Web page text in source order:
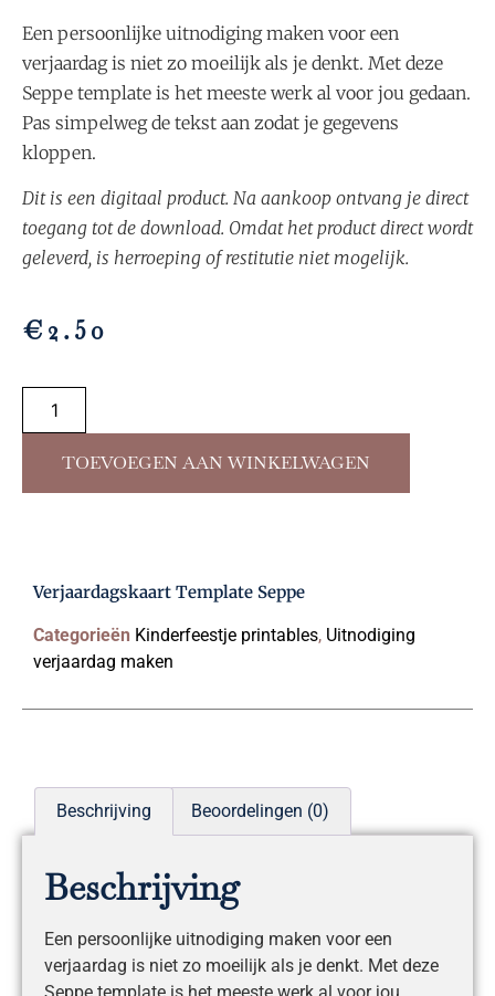
Een persoonlijke uitnodiging maken voor een
verjaardag is niet zo moeilijk als je denkt. Met deze
Seppe template is het meeste werk al voor jou gedaan.
Pas simpelweg de tekst aan zodat je gegevens
kloppen.
Dit is een digitaal product. Na aankoop ontvang je direct
toegang tot de download. Omdat het product direct wordt
geleverd, is herroeping of restitutie niet mogelijk.
€ 2.50
TOEVOEGEN AAN WINKELWAGEN
Verjaardagskaart Template Seppe
Categorieën Kinderfeestje printables, Uitnodiging
verjaardag maken
Beschrijving Beoordelingen (0)
Beschrijving
Een persoonlijke uitnodiging maken voor een
verjaardag is niet zo moeilijk als je denkt. Met deze